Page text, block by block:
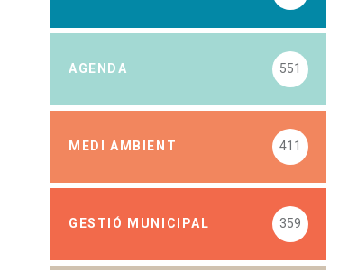
AGENDA 551
MEDI AMBIENT 411
GESTIÓ MUNICIPAL 359